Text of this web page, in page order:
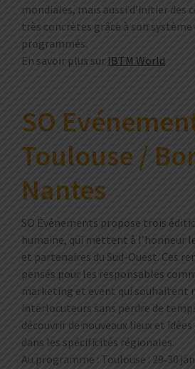
mondiales, mais aussi d’initier des
très concrètes grâce à son système
programmés.
En savoir plus sur IBTM World
SO
Toulouse /
Nantes
SO Événements propose trois
humaine, qui mettent à l’honneur
et partenaires du Sud-Ouest. Ces
pensés pour les responsables
marketing et event qui souhaitent
interlocuteurs sans perdre de
découvrir de nouveaux lieux et
dans les spécificités régionales.
Au programme : Toulouse : 29‑30